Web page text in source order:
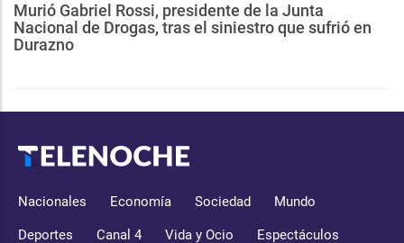
Murió Gabriel Rossi, presidente de la Junta
Nacional de Drogas, tras el siniestro que sufrió en
Durazno
Nacionales Economía Sociedad Mundo
Deportes Canal 4 Vida y Ocio Espectáculos